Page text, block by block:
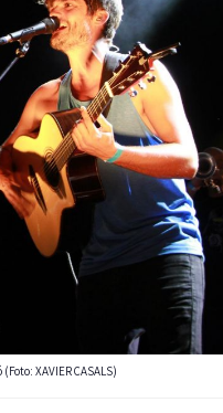
XAVIER CASALS)